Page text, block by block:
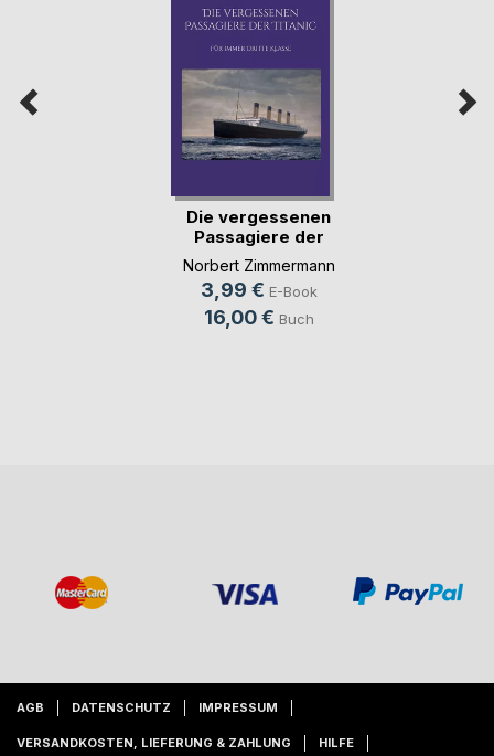
Die vergessenen
Passagiere der
Titanic
Norbert Zimmermann
3,99 € E-Book
16,00 € Buch
AGB DATENSCHUTZ IMPRESSUM
VERSANDKOSTEN, LIEFERUNG & ZAHLUNG HILFE